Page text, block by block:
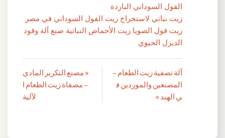
الفول السوداني الباردة
زيت نباتي لاستخراج زيت الفول السوداني في مصر
زيت فول الصويا زيت الأحماض النباتية صنع آلة وقود
الديزل الحيوي
تصفّح
المقالات
« مصنع التكرير المادي
– مصفاة زيت الطعام ا
لآلية
آلة تصفية زيت الطعام –
المصنعين والموردين ف
ي الهند »